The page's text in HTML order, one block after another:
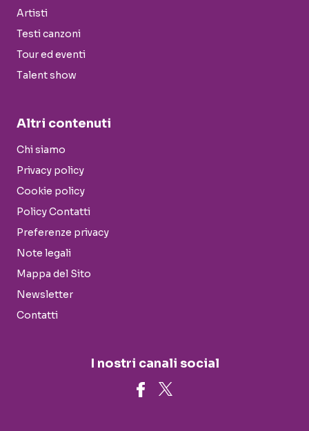
Artisti
Testi canzoni
Tour ed eventi
Talent show
Altri contenuti
Chi siamo
Privacy policy
Cookie policy
Policy Contatti
Preferenze privacy
Note legali
Mappa del Sito
Newsletter
Contatti
I nostri canali social